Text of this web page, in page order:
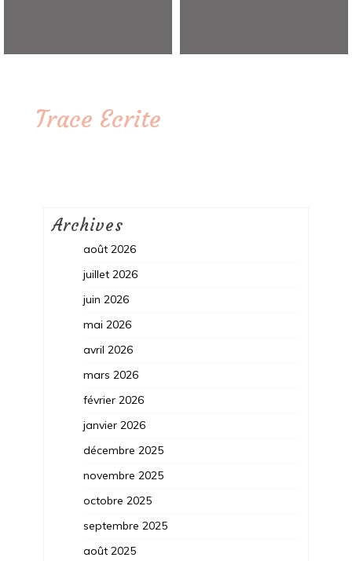
Trace Ecrite
Archives
août 2026
juillet 2026
juin 2026
mai 2026
avril 2026
mars 2026
février 2026
janvier 2026
décembre 2025
novembre 2025
octobre 2025
septembre 2025
août 2025